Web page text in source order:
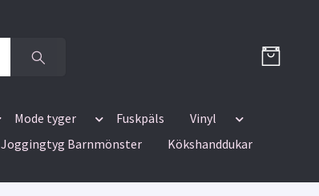
Mode tyger Fuskpäls
Vinyl
Joggingtyg Barnmönster
Kökshanddukar